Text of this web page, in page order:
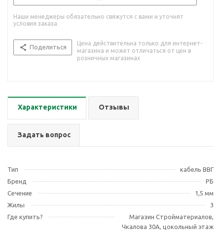
Наши менеджеры обязательно свяжутся с вами и уточнят
условия заказа
Поделиться
Цена действительна только для интернет-
магазина и может отличаться от цен в
розничных магазинах
Характеристики Отзывы
Задать вопрос
Тип
кабель ВВГ
Бренд
РБ
Сечение
1,5 мм
Жилы
3
Где купить?
Магазин Стройматериалов,
Чкалова 30А, цокольный этаж